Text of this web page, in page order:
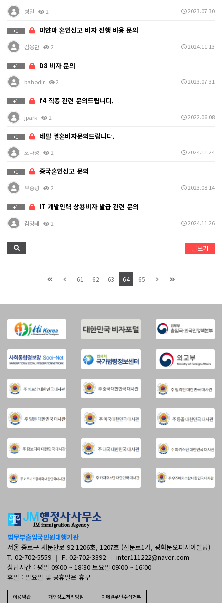
형일 2 2023.07.30
+1 미얀마 혼인신고 비자 진행 비용 문의
김용만 2 2024.11.13
+1 D8 비자 문의
bahodir 2 2023.07.31
+1 f4 직종 관련 문의드립니다.
jpark 2 2022.06.08
+1 네팔 결혼비자문의드립니다.
오다성 2 2024.11.24
+1 중국혼인신고 문의
우종광 2 2023.08.14
+1 IT 개발인력 상용비자 발급 관련 문의
김영태 2 2024.11.26
글쓰기
61 62 63 64 65
법무부출입국민원대행기관
서울 종로구 새문안로 92 1206호, 1207호 (신문로1가, 광화문오피시아빌딩)
T. 02-702-5559 | F. 02-702-3392 | inter111222@naver.com
상담시간 : 평일 09:00 ~ 18:30 토요일 09:00 ~ 16:00
휴일 : 일요일 및 공휴일은 휴무
이용약관 개인정보처리방침 이메일무단수집거부